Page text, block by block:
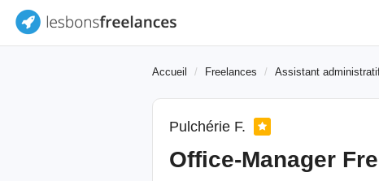
Accueil Freelances Assistant
Pulchérie F.
Office-Manager